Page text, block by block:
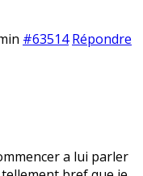
#63514 Répondre
a lui parler